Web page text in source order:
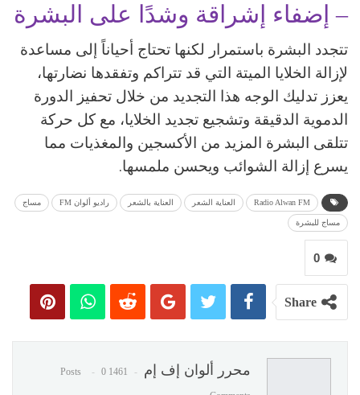
– إضفاء إشراقة وشدًا على البشرة
تتجدد البشرة باستمرار لكنها تحتاج أحياناً إلى مساعدة
لإزالة الخلايا الميتة التي قد تتراكم وتفقدها نضارتها،
يعزز تدليك الوجه هذا التجديد من خلال تحفيز الدورة
الدموية الدقيقة وتشجيع تجديد الخلايا، مع كل حركة
تتلقى البشرة المزيد من الأكسجين والمغذيات مما
يسرع إزالة الشوائب ويحسن ملمسها.
Radio Alwan FM العناية الشعر العناية بالشعر راديو ألوان FM مساج
مساج للبشرة
0
Share
محرر ألوان إف إم 1461 Posts
0